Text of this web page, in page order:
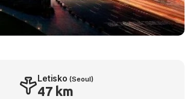
Letisko(Seoul)
47 km